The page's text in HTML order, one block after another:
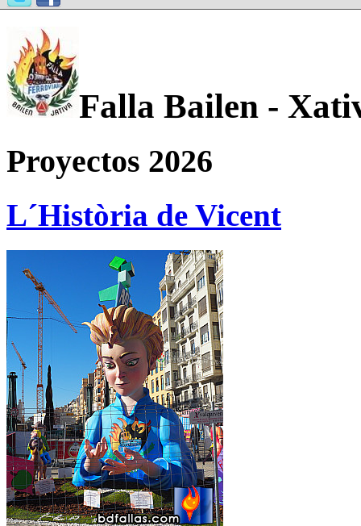
Falla Bailen -
Proyectos 2026
L´Història de Vicent